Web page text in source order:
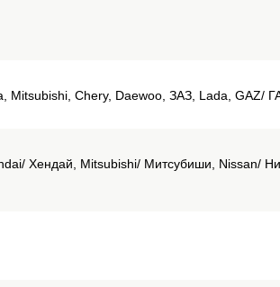
Mitsubishi, Chery, Daewoo, ЗАЗ, Lada, GAZ/
Хендай, Mitsubishi/ Митсубиши, Nissan/